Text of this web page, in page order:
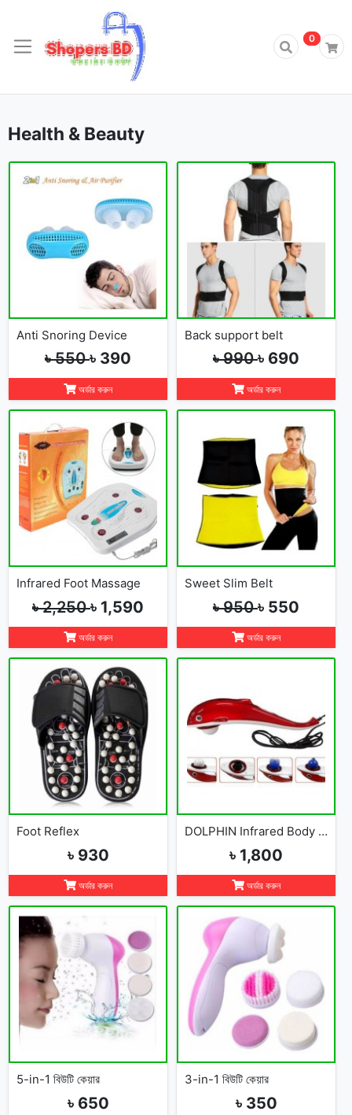
0
0
Health & Beauty
Anti Snoring Device
৳ 550৳ 390
অর্ডার করুন
Back support belt
৳ 990৳ 690
অর্ডার করুন
Infrared Foot Massage
৳ 2,250৳ 1,590
অর্ডার করুন
Sweet Slim Belt
৳ 950৳ 550
অর্ডার করুন
Foot Reflex
৳ 930
অর্ডার করুন
DOLPHIN Infrared Body Massager
৳ 1,800
অর্ডার করুন
5-in-1 বিউটি কেয়ার
৳ 650
3-in-1 বিউটি কেয়ার
৳ 350